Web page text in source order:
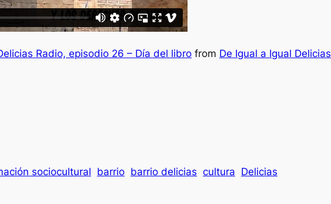
Radio, episodio 26 – Día del libro from De Igual a Igual Delicias
sociocultural barrio barrio delicias cultura Delicias